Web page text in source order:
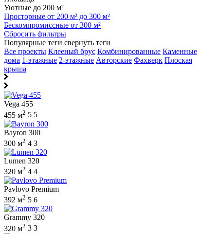
Уютные до 200 м²
Просторные от 200 м² до 300 м²
Бескомпромиссные от 300 м²
Сбросить фильтры
Популярные теги свернуть теги
Все проекты Клееный брус Комбинированные Каменные
дома 1-этажные 2-этажные Авторские Фахверк Плоская
крыша
Vega 455
455 м2 5 5
Bayron 300
300 м2 4 3
Lumen 320
320 м2 4 4
Pavlovo Premium
392 м2 5 6
Grammy 320
320 м2 3 3